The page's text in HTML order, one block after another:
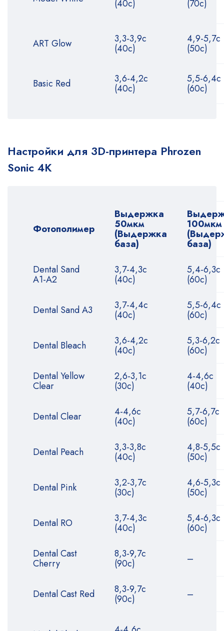
(40с) (70с)
ART Glow 3,3-3,9с
(40с)
4,9-5,7с
(50с)
Basic Red 3,6-4,2с
(40с)
5,5-6,4с
(60с)
Настройки для 3D-принтера Phrozen
Sonic 4K
Фотополимер
Выдержка
50мкм
(Выдержка
база)
100мкм
база)
Dental Sand
A1-A2
3,7-4,3с
(40с)
5,4-6,3с
(60с)
Dental Sand A3 3,7-4,4с
(40с)
5,5-6,4с
(60с)
Dental Bleach 3,6-4,2с
(40с)
5,3-6,2с
(60с)
Dental Yellow
Clear
2,6-3,1с
(30с)
4-4,6с
(40с)
Dental Clear 4-4,6с
(40с)
5,7-6,7с
(60с)
Dental Peach 3,3-3,8с
(40с)
4,8-5,5с
(50с)
Dental Pink 3,2-3,7с
(30с)
4,6-5,3с
(50с)
Dental RO 3,7-4,3с
(40с)
5,4-6,3с
(60с)
Dental Cast
Cherry
8,3-9,7с
(90с) –
Dental Cast Red 8,3-9,7с
(90с) –